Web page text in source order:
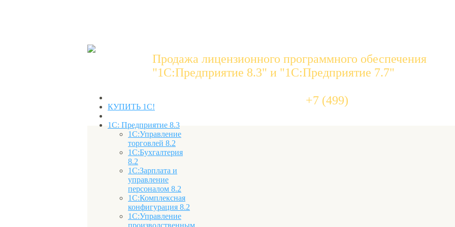
Продажа лицензионного программного обеспечения
"1C:Предприятие 8.3" и "1С:Предприятие 7.7"
+7 (499)
КУПИТЬ 1С!
1С: Предприятие 8.3
1С:Управление
торговлей 8.2
1С:Бухгалтерия
8.2
1С:Зарплата и
управление
персоналом 8.2
1С:Комплексная
конфигурация 8.2
1С:Управление
производственным